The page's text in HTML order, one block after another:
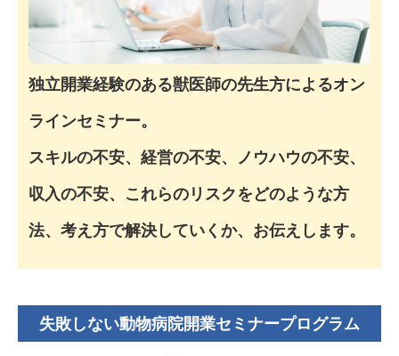
独立開業経験のある獣医師の先生方によるオン
ラインセミナー。
スキルの不安、経営の不安、ノウハウの不安、
収入の不安、これらのリスクをどのような方
法、考え方で解決していくか、お伝えします。
失敗しない動物病院開業セミナープログラム